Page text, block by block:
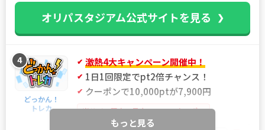
オリパスタジアム公式サイトを見る
4
どっかん！
トレカ
激熱4大キャンペーン開催中！
1日1回限定でpt2倍チャンス！
クーポンで10,000ptが7,900円
当サイト限定！最大21%OFFクーポン
もっと見る